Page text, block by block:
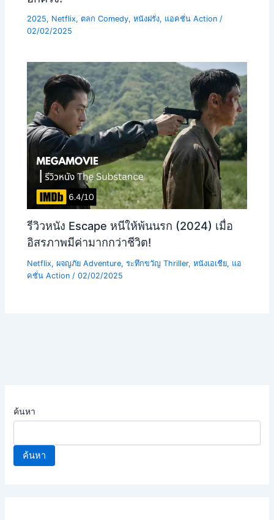
2025, Netflix, ตลก Comedy,หนังฝรั่ง, แอคชั่น Action /
02/02/2025
รีวิวหนัง Escape หนีให้พ้นนรก (2024) เมื่อ
อิสรภาพมีค่ามากกว่าชีวิต!
Netflix,ผจญภัย Adventure,ระทึกขวัญ Thriller,หนังเอเชีย, แอ
คชั่น Action /02/02/2025
ค้นหา
ค้นหา